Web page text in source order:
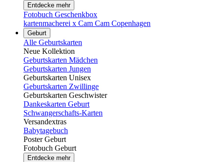
Entdecke mehr
Fotobuch Geschenkbox
kartenmacherei x Cam Cam Copenhagen
Geburt
Alle Geburtskarten
Neue Kollektion
Geburtskarten Mädchen
Geburtskarten Jungen
Geburtskarten Unisex
Geburtskarten Zwillinge
Geburtskarten Geschwister
Dankeskarten Geburt
Schwangerschafts-Karten
Versandextras
Babytagebuch
Poster Geburt
Fotobuch Geburt
Entdecke mehr